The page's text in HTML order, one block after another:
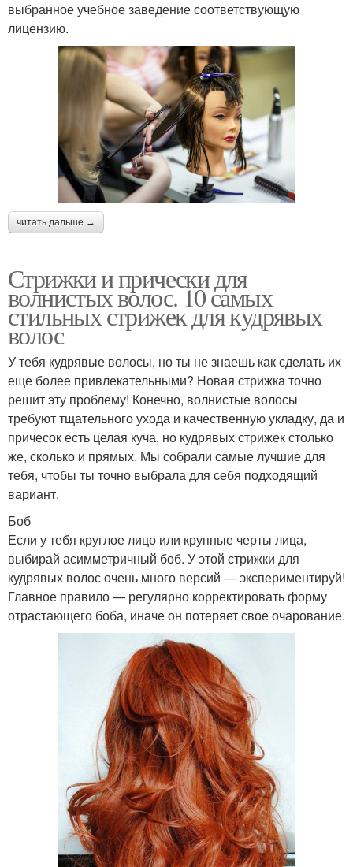
выбранное учебное заведение соответствующую
лицензию.
читать дальше →
Стрижки и прически для
волнистых волос. 10 самых
стильных стрижек для кудрявых
волос
У тебя кудрявые волосы, но ты не знаешь как сделать их
еще более привлекательными? Новая стрижка точно
решит эту проблему! Конечно, волнистые волосы
требуют тщательного ухода и качественную укладку, да и
причесок есть целая куча, но кудрявых стрижек столько
же, сколько и прямых. Мы собрали самые лучшие для
тебя, чтобы ты точно выбрала для себя подходящий
вариант.
Боб
Если у тебя круглое лицо или крупные черты лица,
выбирай асимметричный боб. У этой стрижки для
кудрявых волос очень много версий — экспериментируй!
Главное правило — регулярно корректировать форму
отрастающего боба, иначе он потеряет свое очарование.